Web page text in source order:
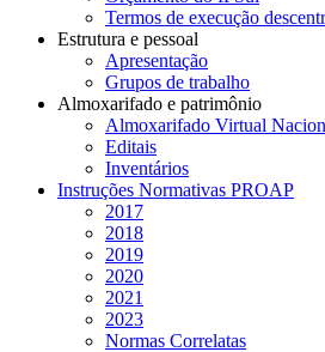
Termos de execução
Estrutura e pessoal
Apresentação
Grupos de trabalho
Almoxarifado e patrimônio
Almoxarifado Virtual
Editais
Inventários
Instruções Normativas PROAP
2017
2018
2019
2020
2021
2023
Normas Correlatas